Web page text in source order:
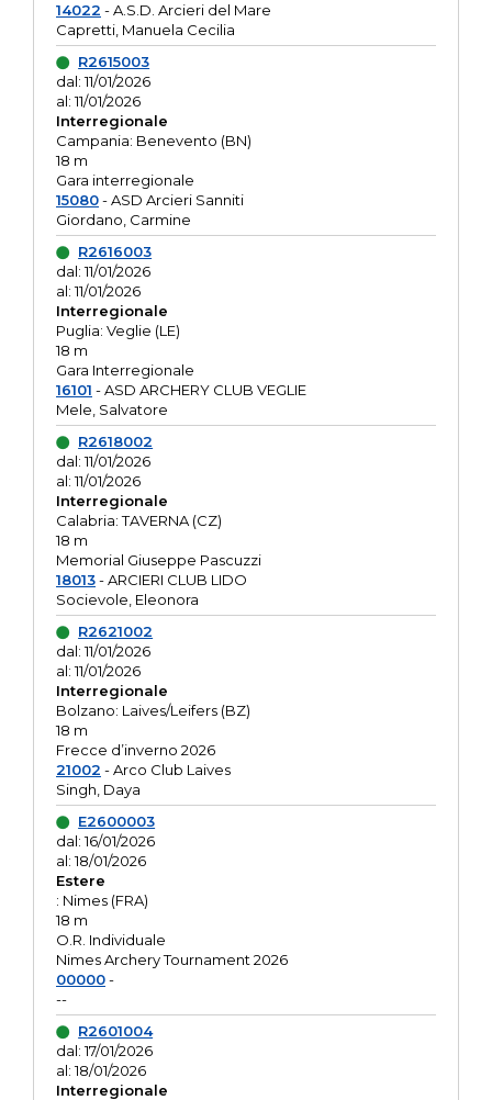
14022 - A.S.D. Arcieri del Mare
Capretti, Manuela Cecilia
R2615003
dal: 11/01/2026
al: 11/01/2026
Interregionale
Campania: Benevento (BN)
18 m
Gara interregionale
15080- ASD Arcieri Sanniti
Giordano, Carmine
R2616003
dal: 11/01/2026
al: 11/01/2026
Interregionale
Puglia: Veglie (LE)
18 m
Gara Interregionale
16101 - ASD ARCHERY CLUB VEGLIE
Mele, Salvatore
R2618002
dal: 11/01/2026
al: 11/01/2026
Interregionale
Calabria: TAVERNA (CZ)
18 m
Memorial Giuseppe Pascuzzi
18013- ARCIERI CLUB LIDO
Socievole, Eleonora
R2621002
dal: 11/01/2026
al: 11/01/2026
Interregionale
Bolzano: Laives/Leifers (BZ)
18 m
Frecce d’inverno 2026
21002 - Arco Club Laives
Singh, Daya
E2600003
dal: 16/01/2026
al: 18/01/2026
Estere
: Nimes (FRA)
18 m
O.R. Individuale
Nimes Archery Tournament 2026
00000-
--
R2601004
dal: 17/01/2026
al: 18/01/2026
Interregionale